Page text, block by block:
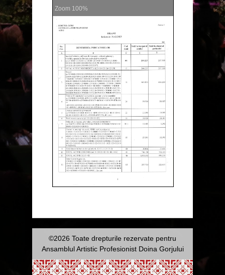
Zoom 100%
©2026 Toate drepturile rezervate pentru
Ansamblul Artistic Profesionist Doina Gorjului